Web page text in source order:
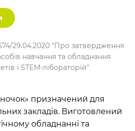
29.04.2020 "Про затвердження
навчання та обладнання
і STEM-лібораторій"
призначений для
закладів. Виготовлений
обладнанні та